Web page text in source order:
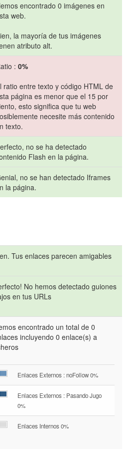
encontrado 0 imágenes en
web.
la mayoría de tus imágenes
atributo alt.
: 0%
ratio entre texto y código HTML de
página es menor que el 15 por
esto significa que tu web
necesite más contenido
texto.
no se ha detectado
Flash en la página.
no se han detectado Iframes
la página.
Tus enlaces parecen amigables
No hemos detectado guiones
en tus URLs
encontrado un total de 0
incluyendo 0 enlace(s) a
Enlaces Externos : noFollow 0%
Enlaces Externos : Pasando Jugo
0%
Enlaces Internos 0%